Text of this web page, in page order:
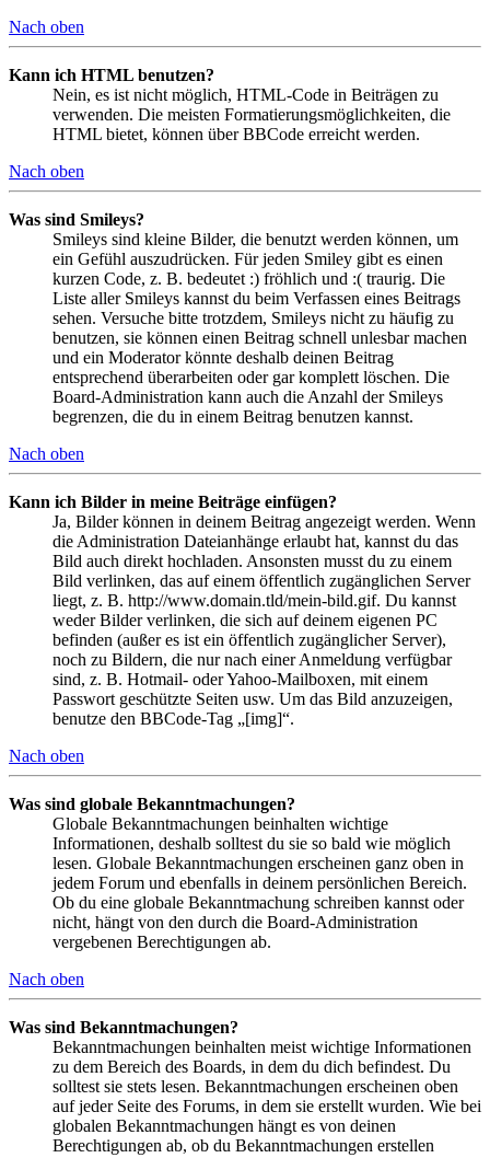
Nach oben
Kann ich HTML benutzen?
Nein, es ist nicht möglich, HTML-Code in Beiträgen zu
verwenden. Die meisten Formatierungsmöglichkeiten, die
HTML bietet, können über BBCode erreicht werden.
Nach oben
Was sind Smileys?
Smileys sind kleine Bilder, die benutzt werden können, um
ein Gefühl auszudrücken. Für jeden Smiley gibt es einen
kurzen Code, z. B. bedeutet :) fröhlich und :( traurig. Die
Liste aller Smileys kannst du beim Verfassen eines Beitrags
sehen. Versuche bitte trotzdem, Smileys nicht zu häufig zu
benutzen, sie können einen Beitrag schnell unlesbar machen
und ein Moderator könnte deshalb deinen Beitrag
entsprechend überarbeiten oder gar komplett löschen. Die
Board-Administration kann auch die Anzahl der Smileys
begrenzen, die du in einem Beitrag benutzen kannst.
Nach oben
Kann ich Bilder in meine Beiträge einfügen?
Ja, Bilder können in deinem Beitrag angezeigt werden. Wenn
die Administration Dateianhänge erlaubt hat, kannst du das
Bild auch direkt hochladen. Ansonsten musst du zu einem
Bild verlinken, das auf einem öffentlich zugänglichen Server
liegt, z. B. http://www.domain.tld/mein-bild.gif. Du kannst
weder Bilder verlinken, die sich auf deinem eigenen PC
befinden (außer es ist ein öffentlich zugänglicher Server),
noch zu Bildern, die nur nach einer Anmeldung verfügbar
sind, z. B. Hotmail- oder Yahoo-Mailboxen, mit einem
Passwort geschützte Seiten usw. Um das Bild anzuzeigen,
benutze den BBCode-Tag „[img]“.
Nach oben
Was sind globale Bekanntmachungen?
Globale Bekanntmachungen beinhalten wichtige
Informationen, deshalb solltest du sie so bald wie möglich
lesen. Globale Bekanntmachungen erscheinen ganz oben in
jedem Forum und ebenfalls in deinem persönlichen Bereich.
Ob du eine globale Bekanntmachung schreiben kannst oder
nicht, hängt von den durch die Board-Administration
vergebenen Berechtigungen ab.
Nach oben
Was sind Bekanntmachungen?
Bekanntmachungen beinhalten meist wichtige Informationen
zu dem Bereich des Boards, in dem du dich befindest. Du
solltest sie stets lesen. Bekanntmachungen erscheinen oben
auf jeder Seite des Forums, in dem sie erstellt wurden. Wie bei
globalen Bekanntmachungen hängt es von deinen
Berechtigungen ab, ob du Bekanntmachungen erstellen